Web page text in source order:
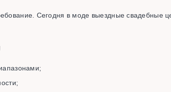
Сегодня в моде выездные свадебные